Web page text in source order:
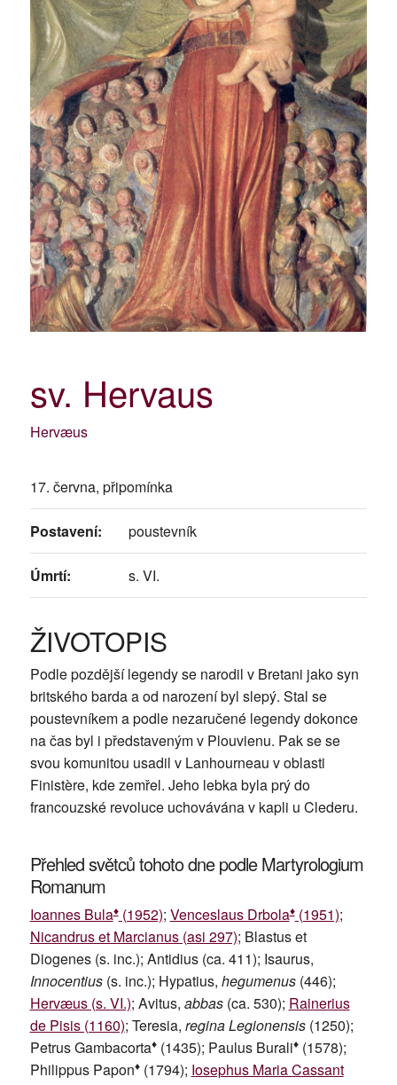
sv. Hervaus
Hervæus
17. června, připomínka
Postavení: poustevník
Úmrtí: s. VI.
ŽIVOTOPIS
Podle pozdější legendy se narodil v Bretani jako syn
britského barda a od narození byl slepý. Stal se
poustevníkem a podle nezaručené legendy dokonce
na čas byl i představeným v Plouvienu. Pak se se
svou komunitou usadil v Lanhourneau v oblasti
Finistère, kde zemřel. Jeho lebka byla prý do
francouzské revoluce uchovávána v kapli u Clederu.
Přehled světců tohoto dne podle Martyrologium
Romanum
Ioannes Bula♦(1952); Venceslaus Drbola♦(1951);
Nicandrus et Marcianus (asi 297); Blastus et
Diogenes (s. inc.); Antidius (ca. 411); Isaurus,
Innocentius(s. inc.); Hypatius, hegumenus(446);
Hervæus (s. VI.); Avitus, abbas(ca. 530); Rainerius
de Pisis (1160); Teresia, regina Legionensis(1250);
Petrus Gambacorta♦(1435); Paulus Burali♦(1578);
Philippus Papon♦(1794); Iosephus Maria Cassant